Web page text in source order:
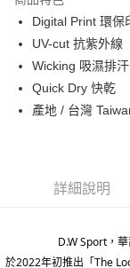
ATM付款
運送方式
宅配
每筆NT$80，滿
Digital Print 環保
UV-cut 抗紫外線
Wicking 吸濕排汗
Quick Dry 快乾
產地 / 台灣
詳細說明
D.W Sport，
於2022年初推出「The